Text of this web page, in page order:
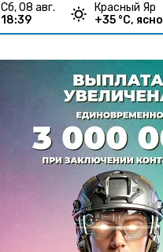
сб, 08 авг.
18:39
Красный Яр
+35 °С, ясно